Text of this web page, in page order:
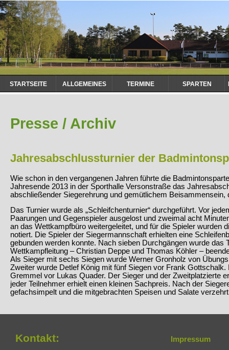
Navigation
überspringen
STARTSEITE ALLGEMEINES TERMINE SPARTEN
Presse / Archiv
Jahresabschlussturnier der
Wie schon in den vergangenen Jahren führte die
Jahresende 2013 in der Sporthalle Versonstraße das
abschließender Siegerehrung und gemütlichem Beisammensein,
Das Turnier wurde als „Schleifchenturnier“ durchgeführt. Vor
Paarungen und Gegenspieler ausgelost und zweimal acht
an das Wettkampfbüro weitergeleitet, und für die Spieler wurden
notiert. Die Spieler der Siegermannschaft erhielten eine
gebunden werden konnte. Nach sieben Durchgängen wurde das
Wettkampfleitung – Christian Deppe und Thomas Köhler –
Als Sieger mit sechs Siegen wurde Werner Gronholz von
Zweiter wurde Detlef König mit fünf Siegen vor Frank
Gremmel vor Lukas Quader. Der Sieger und der Zweitplatzierte
jeder Teilnehmer erhielt einen kleinen Sachpreis. Nach der
gefachsimpelt und die mitgebrachten Speisen und Salate
Kontakt:
Impressum